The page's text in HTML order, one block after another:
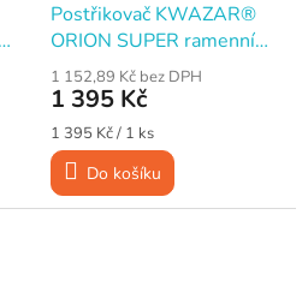
Postřikovač KWAZAR®
ORION SUPER ramenní
tlakový 3 l
1 152,89 Kč bez DPH
1 395 Kč
Měrná
cena:
1 395 Kč / 1 ks
Do košíku